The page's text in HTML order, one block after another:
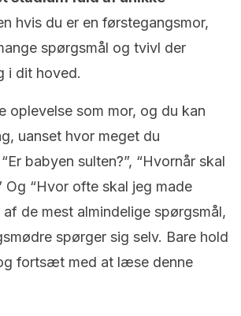
hvis du er en førstegangsmor,
spørgsmål og tvivl der
i dit hoved.
oplevelse som mor, og du kan
uanset hvor meget du
babyen sulten?”, “Hvornår skal
Og “Hvor ofte skal jeg made
af de mest almindelige spørgsmål,
spørger sig selv. Bare hold
fortsæt med at læse denne